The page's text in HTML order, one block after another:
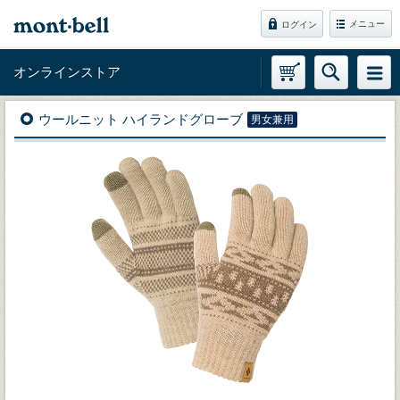
ログイン メニュー
オンラインストア
ウールニット ハイランドグローブ 男女兼用